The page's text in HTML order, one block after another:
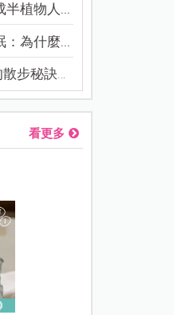
半植物人...
：為什麼...
秘訣！...
看更多